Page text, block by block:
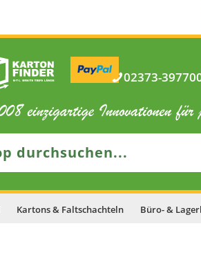
02373-
Kartons & Faltschachteln Büro- &